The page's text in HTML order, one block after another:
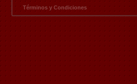
Términos y Condiciones